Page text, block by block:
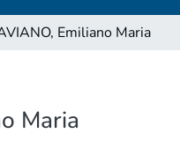
Emiliano Maria
Maria